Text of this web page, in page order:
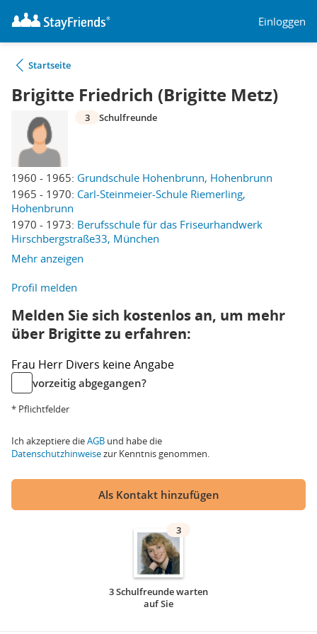
Einloggen
Startseite
Brigitte Friedrich (Brigitte Metz)
1960 - 1965: Grundschule Hohenbrunn, Hohenbrunn
1965 - 1970: Carl-Steinmeier-Schule Riemerling,
Hohenbrunn
1970 - 1973: Berufsschule für das Friseurhandwerk
Hirschbergstraße33, München
Mehr anzeigen
3 Schulfreunde
Profil melden
Melden Sie sich kostenlos an, um mehr
über Brigitte zu erfahren:
Frau Herr Divers keine Angabe
vorzeitig abgegangen?
* Pflichtfelder
Ich akzeptiere dieAGB und habe die
Datenschutzhinweisezur Kenntnis genommen.
Als Kontakt hinzufügen
3
3 Schulfreunde warten
auf Sie